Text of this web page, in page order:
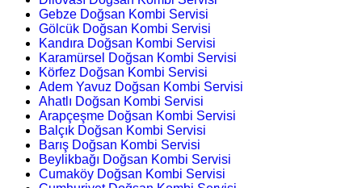
Gebze Doğsan Kombi Servisi
Gölcük Doğsan Kombi Servisi
Kandıra Doğsan Kombi Servisi
Karamürsel Doğsan Kombi Servisi
Körfez Doğsan Kombi Servisi
Adem Yavuz Doğsan Kombi Servisi
Ahatlı Doğsan Kombi Servisi
Arapçeşme Doğsan Kombi Servisi
Balçık Doğsan Kombi Servisi
Barış Doğsan Kombi Servisi
Beylikbağı Doğsan Kombi Servisi
Cumaköy Doğsan Kombi Servisi